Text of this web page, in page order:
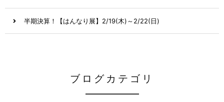
半期決算！【はんなり展】2/19(木)～2/22(日)
ブログカテゴリ